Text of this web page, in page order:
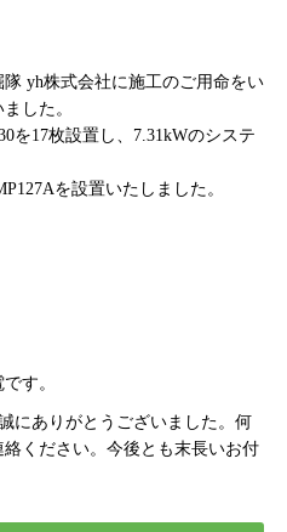
yh株式会社に施工のご用命をい
した。
を17枚設置し、7.31kWのシステ
を設置いたしました。
す。
にありがとうございました。何
ください。今後とも末長いお付